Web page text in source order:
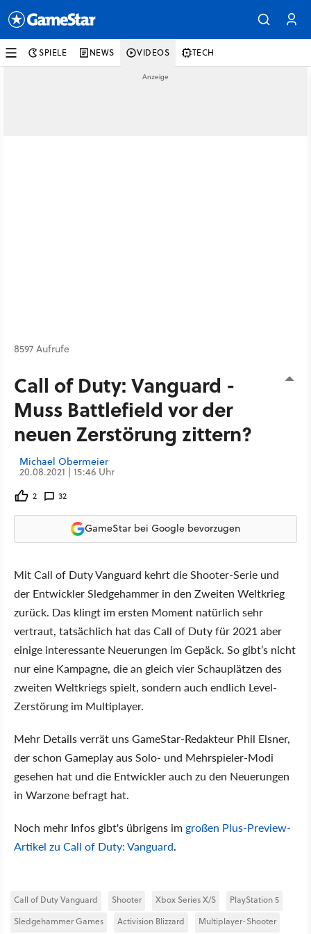
SPIELE NEWS VIDEOS TECH
8597 Aufrufe
Call of Duty: Vanguard -
Muss Battlefield vor der
neuen Zerstörung zittern?
Michael Obermeier
20.08.2021 | 15:46 Uhr
2 32
GameStar bei Google bevorzugen
Mit Call of Duty Vanguard kehrt die Shooter-Serie und
der Entwickler Sledgehammer in den Zweiten Weltkrieg
zurück. Das klingt im ersten Moment natürlich sehr
vertraut, tatsächlich hat das Call of Duty für 2021 aber
einige interessante Neuerungen im Gepäck. So gibt’s nicht
nur eine Kampagne, die an gleich vier Schauplätzen des
zweiten Weltkriegs spielt, sondern auch endlich Level-
Zerstörung im Multiplayer.
Mehr Details verrät uns GameStar-Redakteur Phil Elsner,
der schon Gameplay aus Solo- und Mehrspieler-Modi
gesehen hat und die Entwickler auch zu den Neuerungen
in Warzone befragt hat.
Noch mehr Infos gibt's übrigens im großen Plus-Preview-
Artikel zu Call of Duty: Vanguard.
Call of Duty Vanguard Shooter Xbox Series X/S
PlayStation 5
Sledgehammer Games
Activision Blizzard
Multiplayer-Shooter